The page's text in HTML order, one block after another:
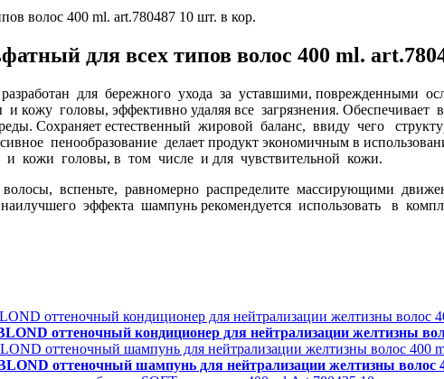
для всех типов волос 400 ml.
для бережного ухода за уставшими, поврежденными
кожу головы, эффективно удаляя все загрязнения. Обеспечивает
Сохраняет естественный жировой баланс, ввиду чего
пенообразование делает продукт экономичным в
и кожи головы, в том числе и для чувствительной кожи.
вспеньте, равномерно распределите массирующими
эффекта шампунь рекомендуется использовать в
оттеночный кондиционер для нейтрализации желтизны
оттеночный шампунь для нейтрализации желтизны волос